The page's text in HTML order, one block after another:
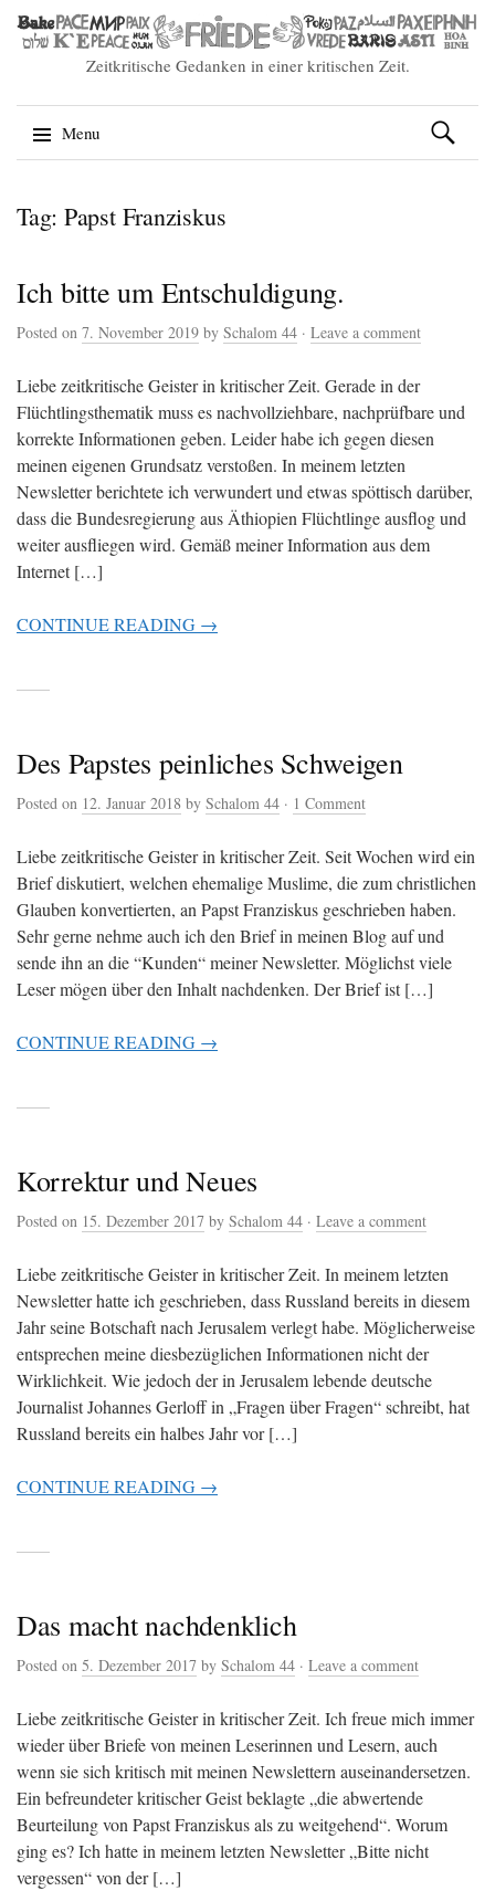
Zeitkritische Gedanken in einer kritischen Zeit.
Menu
to
content
Suchen
nach:
Tag: Papst Franziskus
Ich bitte um Entschuldigung.
Posted on 7. November 2019 by Schalom 44 · Leave a comment
Liebe zeitkritische Geister in kritischer Zeit. Gerade in der
Flüchtlingsthematik muss es nachvollziehbare, nachprüfbare und
korrekte Informationen geben. Leider habe ich gegen diesen
meinen eigenen Grundsatz verstoßen. In meinem letzten
Newsletter berichtete ich verwundert und etwas spöttisch darüber,
dass die Bundesregierung aus Äthiopien Flüchtlinge ausflog und
weiter ausfliegen wird. Gemäß meiner Information aus dem
Internet […]
CONTINUE READING →
Des Papstes peinliches Schweigen
Posted on 12. Januar 2018 by Schalom 44 · 1 Comment
Liebe zeitkritische Geister in kritischer Zeit. Seit Wochen wird ein
Brief diskutiert, welchen ehemalige Muslime, die zum christlichen
Glauben konvertierten, an Papst Franziskus geschrieben haben.
Sehr gerne nehme auch ich den Brief in meinen Blog auf und
sende ihn an die “Kunden“ meiner Newsletter. Möglichst viele
Leser mögen über den Inhalt nachdenken. Der Brief ist […]
CONTINUE READING →
Korrektur und Neues
Posted on 15. Dezember 2017 by Schalom 44 · Leave a comment
Liebe zeitkritische Geister in kritischer Zeit. In meinem letzten
Newsletter hatte ich geschrieben, dass Russland bereits in diesem
Jahr seine Botschaft nach Jerusalem verlegt habe. Möglicherweise
entsprechen meine diesbezüglichen Informationen nicht der
Wirklichkeit. Wie jedoch der in Jerusalem lebende deutsche
Journalist Johannes Gerloff in „Fragen über Fragen“ schreibt, hat
Russland bereits ein halbes Jahr vor […]
CONTINUE READING →
Das macht nachdenklich
Posted on 5. Dezember 2017 by Schalom 44 · Leave a comment
Liebe zeitkritische Geister in kritischer Zeit. Ich freue mich immer
wieder über Briefe von meinen Leserinnen und Lesern, auch
wenn sie sich kritisch mit meinen Newslettern auseinandersetzen.
Ein befreundeter kritischer Geist beklagte „die abwertende
Beurteilung von Papst Franziskus als zu weitgehend“. Worum
ging es? Ich hatte in meinem letzten Newsletter „Bitte nicht
vergessen“ von der […]